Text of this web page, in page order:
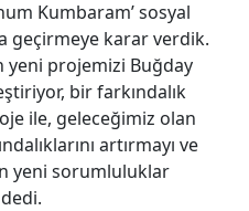
Kumbaram’ sosyal
geçirmeye karar verdik.
projemizi Buğday
bir farkındalık
ile, geleceğimiz olan
artırmayı ve
yeni sorumluluklar